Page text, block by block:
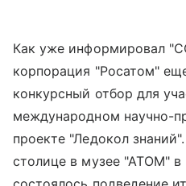
Как уже информировал
корпорация "Росатом"
конкурсный отбор для
международном научно-
проекте "Ледокол
столице в музее "АТОМ" в